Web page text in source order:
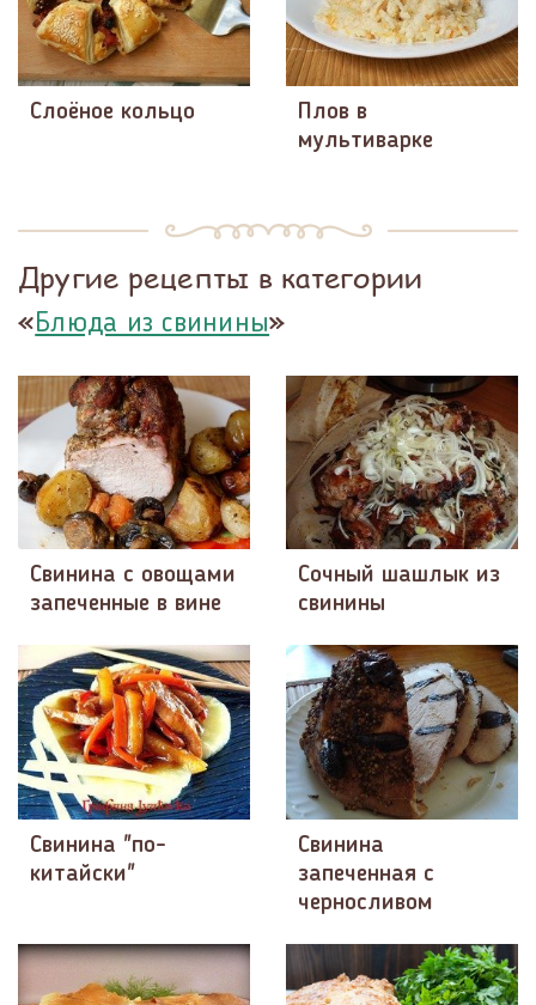
Слоёное кольцо
Плов в
мультиварке
Другие рецепты в категории
«Блюда из свинины»
Свинина с овощами
запеченные в вине
Сочный шашлык из
свинины
Свинина "по-
китайски"
Свинина
запеченная с
черносливом